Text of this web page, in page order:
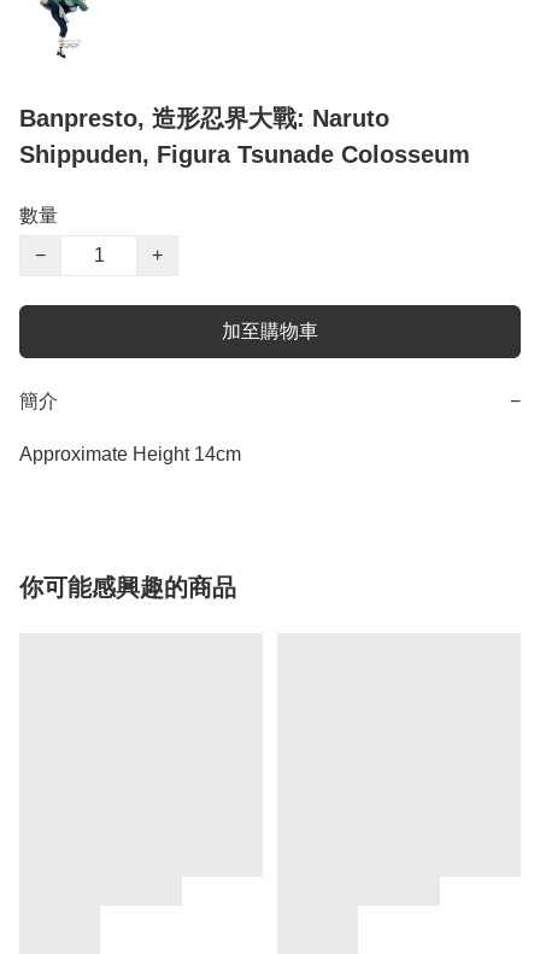
Banpresto, 造形忍界大戰: Naruto
Shippuden, Figura Tsunade Colosseum
數量
−
+
加至購物車
簡介 −
Approximate Height 14cm
你可能感興趣的商品